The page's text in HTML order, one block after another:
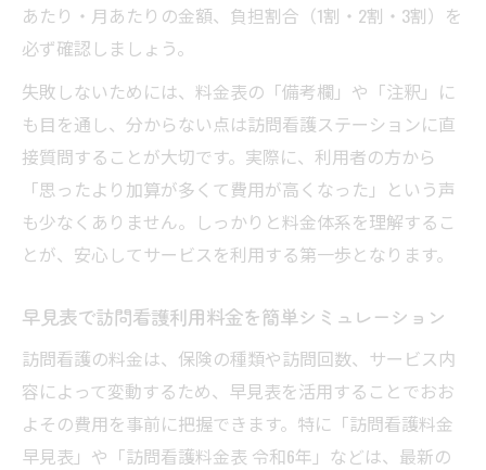
あたり・月あたりの金額、負担割合（1割・2割・3割）を
必ず確認しましょう。
失敗しないためには、料金表の「備考欄」や「注釈」に
も目を通し、分からない点は訪問看護ステーションに直
接質問することが大切です。実際に、利用者の方から
「思ったより加算が多くて費用が高くなった」という声
も少なくありません。しっかりと料金体系を理解するこ
とが、安心してサービスを利用する第一歩となります。
早見表で訪問看護利用料金を簡単シミュレーション
訪問看護の料金は、保険の種類や訪問回数、サービス内
容によって変動するため、早見表を活用することでおお
よその費用を事前に把握できます。特に「訪問看護料金
早見表」や「訪問看護料金表 令和6年」などは、最新の